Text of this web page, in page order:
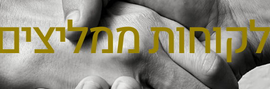
לקוחות